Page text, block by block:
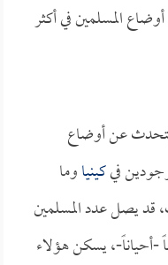
المسلمين في أكثر
يتحدث عن أوضاع
فيكينياوما
قد يصل عدد المسلمين
-أحياناً-، يسكن هؤلاء